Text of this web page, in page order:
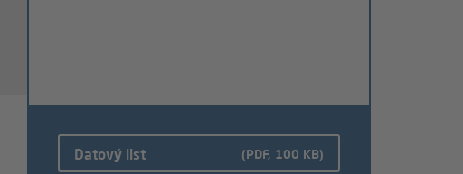
Datový list (PDF, 100 KB)